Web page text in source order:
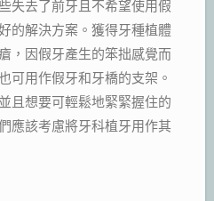
失去了前牙且不希望使用假
的解決方案。獲得牙種植體
，因假牙產生的笨拙感覺而
可用作假牙和牙橋的支架。
且想要可輕鬆地緊緊握住的
應該考慮將牙科植牙用作其